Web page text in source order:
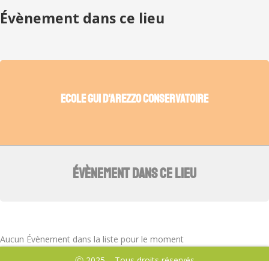
Évènement dans ce lieu
ECOLE GUI D'AREZZO CONSERVATOIRE
ÉVÈNEMENT DANS CE LIEU
Aucun Évènement dans la liste pour le moment